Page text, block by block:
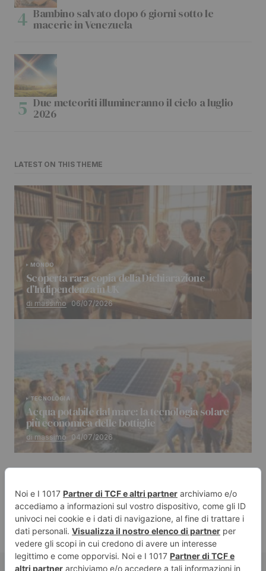
Bambino salvato dopo 6 giorni sotto le
macerie in Venezuela
Due meteoriti illumineranno il cielo a luglio
2026
LATEST ON THIS THEME
MONDO
Scoperta rara copia della Dichiarazione
d’Indipendenza in UK
di massimo 06/07/2026
TECNOLOGIA
Acqua potabile dal mare: la tecnologia solare
più economica delle bottiglie
di massimo 04/07/2026